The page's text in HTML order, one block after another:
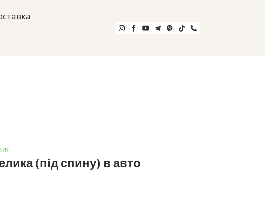
(під спину) в авто